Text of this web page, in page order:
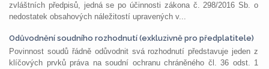
zvláštních předpisů, jedná se po účinnosti zákona č. 298/2016 Sb. o
nedostatek obsahových náležitostí upravených v...
Odůvodnění soudního rozhodnutí (exkluzivně pro předplatitele)
Povinnost soudů řádně odůvodnit svá rozhodnutí představuje jeden z
klíčových prvků práva na soudní ochranu chráněného čl. 36 odst. 1